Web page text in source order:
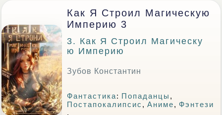
Как Я Строил Магическую
Империю 3
3. Как Я Строил Магическу
Ю Империю
Зубов Константин
Фантастика: Попаданцы ,
Постапокалипсис ,Аниме, Фэнтези
.